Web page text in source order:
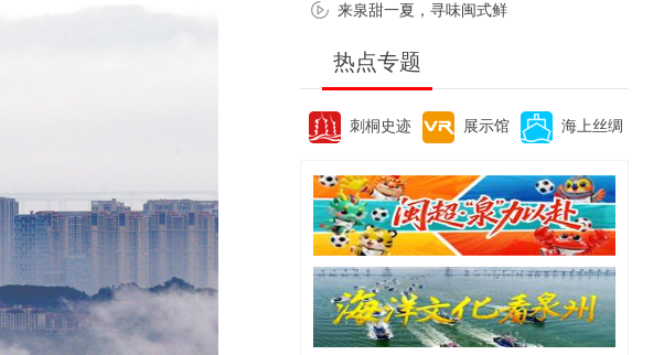
来泉甜一夏，寻味闽式鲜
热点专题
刺桐史迹 展示馆 海上丝绸